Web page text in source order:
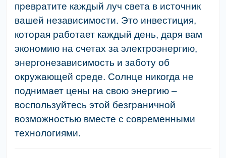
превратите каждый луч света в источник
вашей независимости. Это инвестиция,
которая работает каждый день, даря вам
экономию на счетах за электроэнергию,
энергонезависимость и заботу об
окружающей среде. Солнце никогда не
поднимает цены на свою энергию –
воспользуйтесь этой безграничной
возможностью вместе с современными
технологиями.